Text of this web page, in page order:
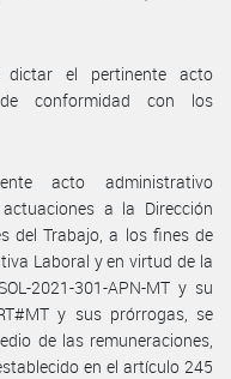
dictar el pertinente acto
conformidad con los
acto administrativo
a la Dirección
del Trabajo, a los fines de
Laboral y en virtud de la
2021-301-APN-MT y su
y sus prórrogas, se
de las remuneraciones,
en el artículo 245